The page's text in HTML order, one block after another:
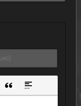
ссылку
скрытого текста
Вставка цитаты
Вставка спойлера